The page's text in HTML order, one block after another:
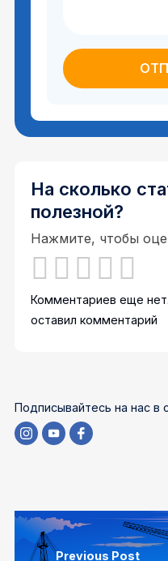
На сколько
полезной?
Нажмите, чтобы
Комментариев еще
оставил комментарий
Подписывайтесь на нас в
Previous Post